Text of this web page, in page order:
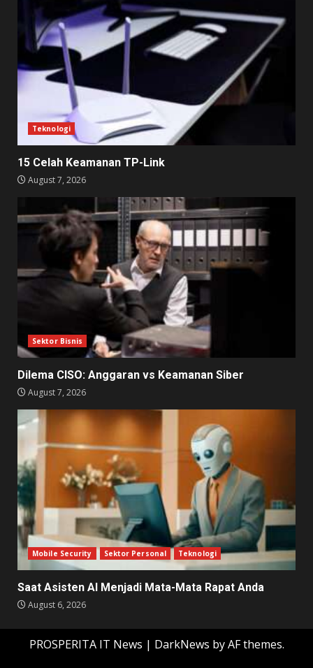
Teknologi
15 Celah Keamanan TP-Link
August 7, 2026
Sektor Bisnis
Dilema CISO: Anggaran vs Keamanan Siber
August 7, 2026
Mobile Security Sektor Personal Teknologi
Saat Asisten AI Menjadi Mata-Mata Rapat Anda
August 6, 2026
PROSPERITA IT News | DarkNews by AF themes.